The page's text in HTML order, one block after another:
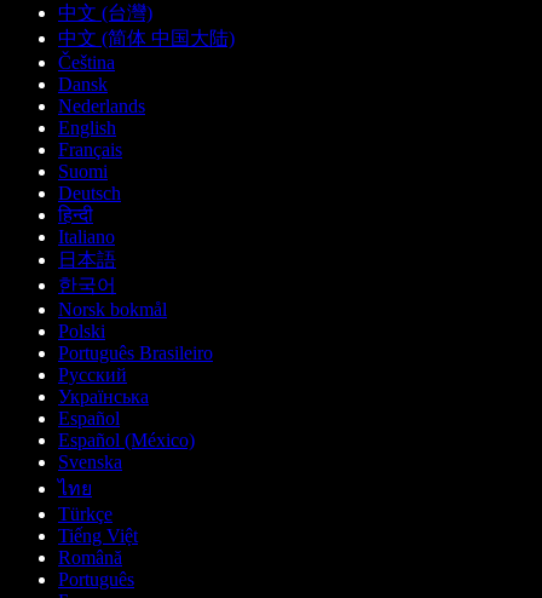
中文 (台灣)
中文 (简体 中国大陆)
Čeština
Dansk
Nederlands
English
Français
Suomi
Deutsch
हिन्दी
Italiano
日本語
한국어
Norsk bokmål
Polski
Português Brasileiro
Русский
Українська
Español
Español (México)
Svenska
ไทย
Türkçe
Tiếng Việt
Română
Português